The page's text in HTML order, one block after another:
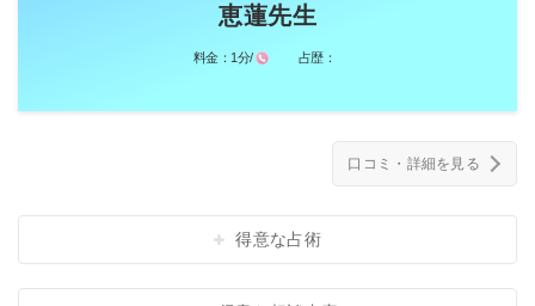
恵蓮先生
料金： 1分/ 占歴：
口コミ・詳細を見る
得意な占術